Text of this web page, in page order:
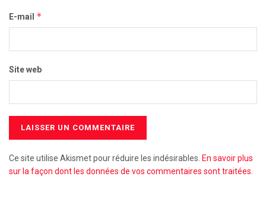
E-mail *
Site web
Ce site utilise Akismet pour réduire les indésirables. En savoir plus
sur la façon dont les données de vos commentaires sont traitées